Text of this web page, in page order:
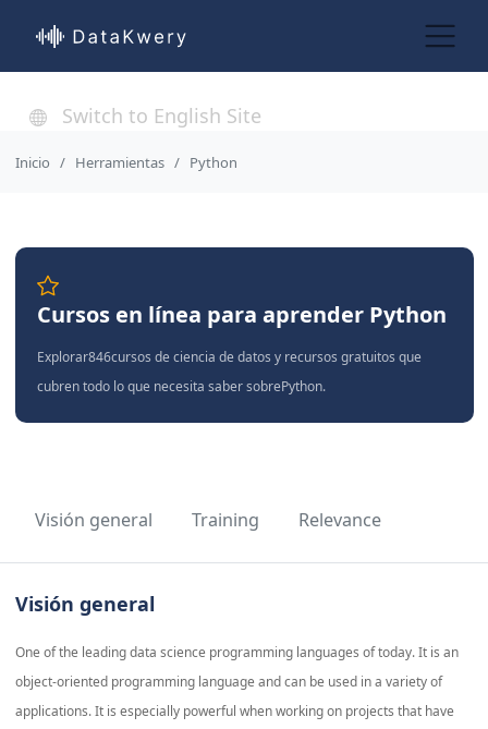
Switch to English Site
Inicio Herramientas Python
Cursos en línea para aprender Python
Explorar846cursos de ciencia de datos y recursos gratuitos que
cubren todo lo que necesita saber sobrePython.
Visión general Training Relevance
Visión general
One of the leading data science programming languages of today. It is an
object-oriented programming language and can be used in a variety of
applications. It is especially powerful when working on projects that have